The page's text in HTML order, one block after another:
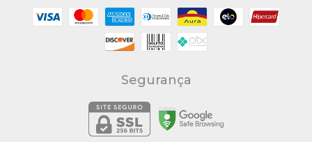
Segurança